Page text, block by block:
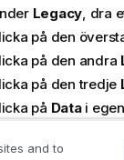
Legacy, dra
på den
på den andra
på den tredje
på Datai
Mått klickar
and to